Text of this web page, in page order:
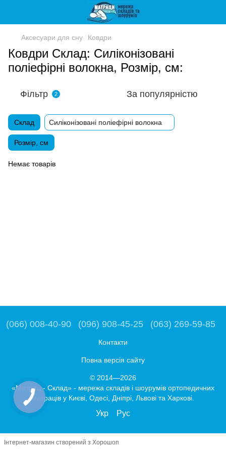
Аксесуари для сну Ковдри
Ковдри Склад: Силіконізовані
поліефірні волокна, Розмір, см:
Фільтр 2 За популярністю
Склад Силіконізовані поліефірні волокна
Розмір, см
Немає товарів
(066) 008-40-90 (096) 908-45-25 (063) 269-59-85
Контакти
Повна версія сайту
© 2014—2026
«Матрац - Склад» - мережа складів і шоурумів ортопедичних
матраців у Києві, Одесі, Дніпрі, Львові та Харкові.
Укр Рус
Інтернет-магазин створений з Хорошоп